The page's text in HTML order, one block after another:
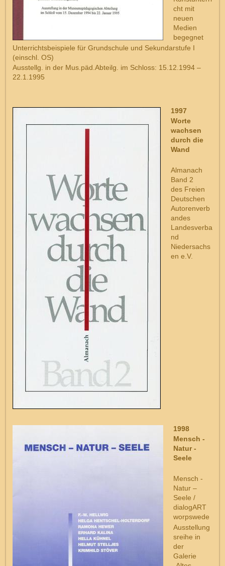
cht mit
neuen
Medien
begegnet
Unterrichtsbeispiele für Grundschule und Sekundarstufe I
(einschl. OS)
Ausstellg. in der Mus.päd.Abteilg. im Schloss: 15.12.1994 –
22.1.1995
1997
Worte
wachsen
durch die
Wand
Almanach
Band 2
des Freien
Deutschen
Autorenverb
andes
Landesverba
nd
Niedersachs
en e.V.
1998
Mensch -
Natur -
Seele
Mensch -
Natur –
Seele /
dialogART
worpswede
Ausstellung
sreihe in
der
Galerie